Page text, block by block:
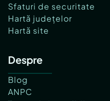
Sfaturi de securitate
Hartă județelor
Hartă site
Despre
Blog
ANPC